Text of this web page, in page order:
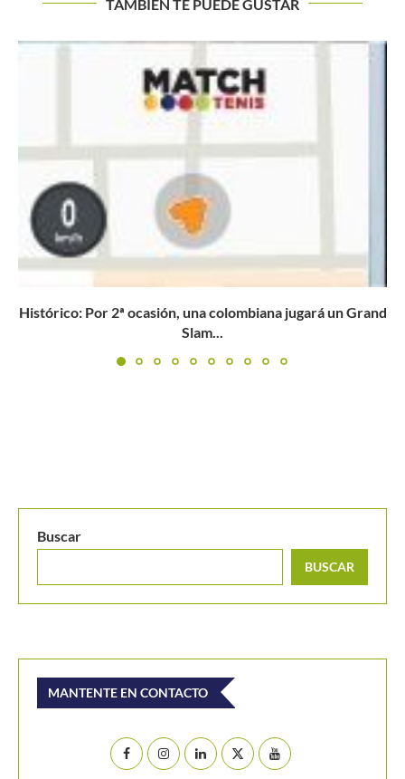
TAMBIÉN TE PUEDE GUSTAR
Doha es territorio fértil para Barty, Kvitova y Bencic
Buscar
Últimos posts
Noskova regresó tras Wimbledon y cayó en su debut
Juan Sebastián Osorio y Salvador Price a los cuartos